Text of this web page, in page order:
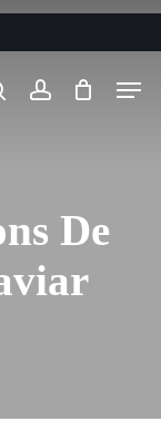
searchaccountMenu
De